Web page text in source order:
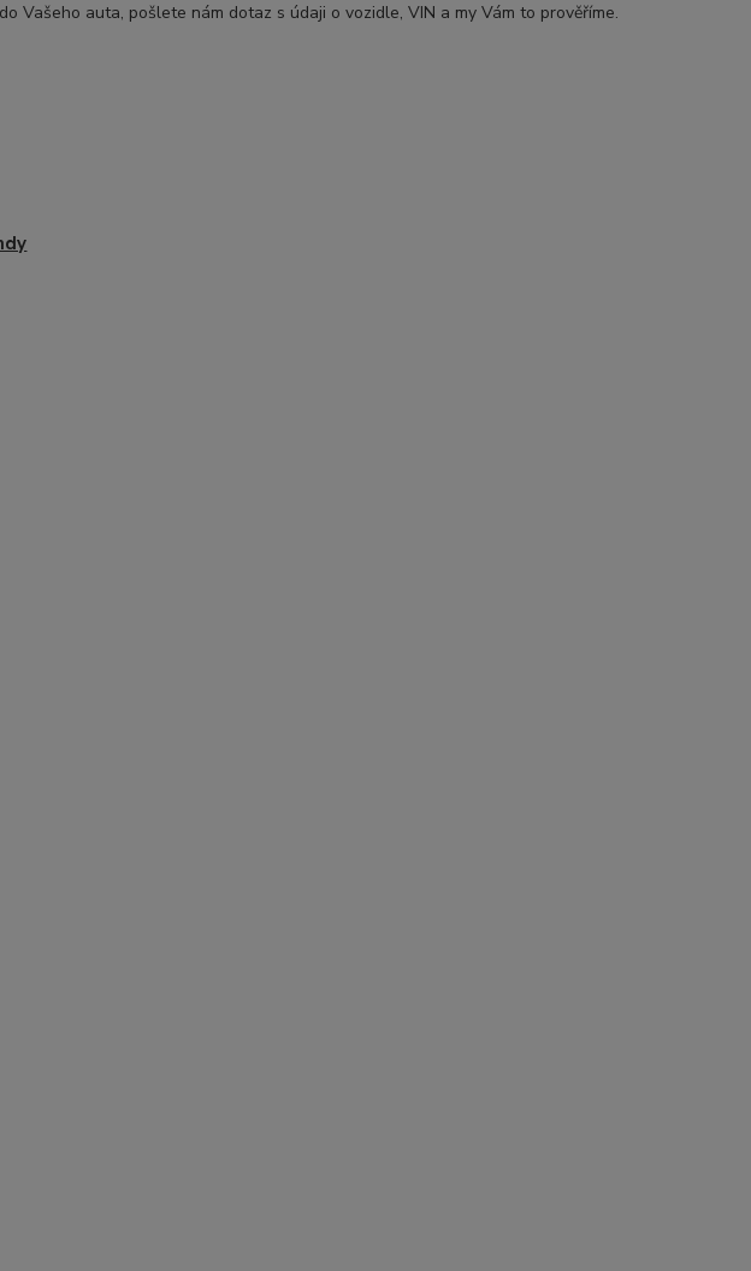
Vašeho auta, pošlete nám dotaz s údaji o vozidle, VIN a my Vám to prověříme.